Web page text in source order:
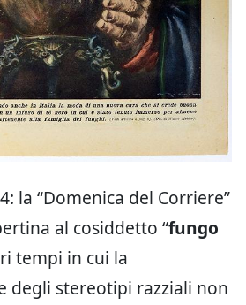
la “Domenica del Corriere”
al cosiddetto “fungo
tempi in cui la
degli stereotipi razziali non